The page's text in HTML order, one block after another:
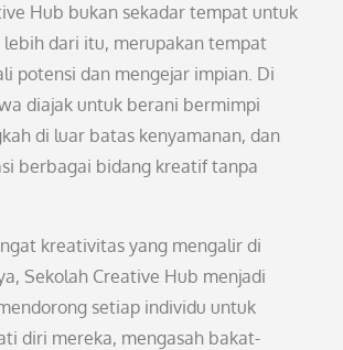
Hub bukan sekadar tempat untuk
dari itu, merupakan tempat
potensi dan mengejar impian. Di
diajak untuk berani bermimpi
di luar batas kenyamanan, dan
berbagai bidang kreatif tanpa
kreativitas yang mengalir di
Sekolah Creative Hub menjadi
setiap individu untuk
diri mereka, mengasah bakat-